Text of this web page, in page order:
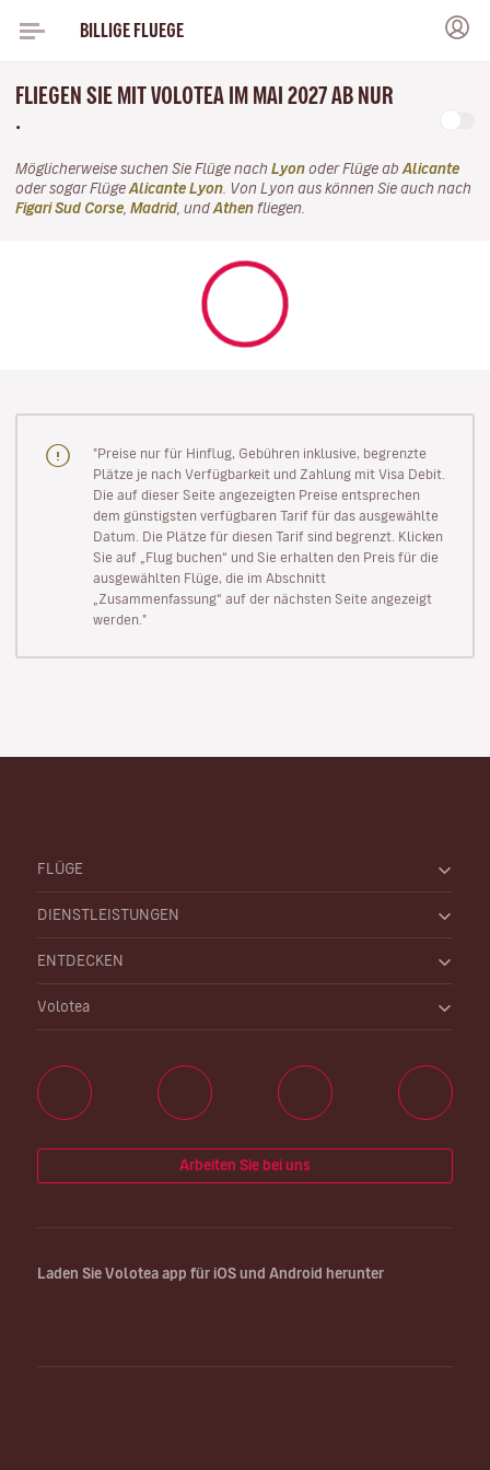
BILLIGE FLUEGE
FLIEGEN SIE MIT VOLOTEA IM MAI 2027 AB NUR
.
Möglicherweise suchen Sie Flüge nach Lyon oder Flüge ab Alicante
oder sogar Flüge Alicante Lyon . Von Lyon aus können Sie auch nach
Figari Sud Corse Madrid , und Athen fliegen.
"Preise nur für Hinflug, Gebühren inklusive, begrenzte
Plätze je nach Verfügbarkeit und Zahlung mit Visa Debit.
Die auf dieser Seite angezeigten Preise entsprechen
dem günstigsten verfügbaren Tarif für das ausgewählte
Datum. Die Plätze für diesen Tarif sind begrenzt. Klicken
Sie auf „Flug buchen“ und Sie erhalten den Preis für die
ausgewählten Flüge, die im Abschnitt
„Zusammenfassung“ auf der nächsten Seite angezeigt
werden."
FLÜGE
DIENSTLEISTUNGEN
ENTDECKEN
Volotea
Arbeiten Sie bei uns
Laden Sie Volotea app für iOS und Android herunter